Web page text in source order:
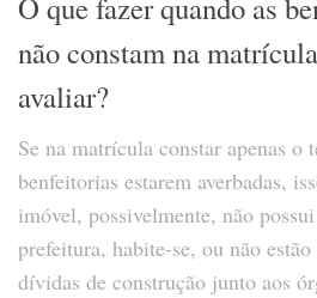
não constam na
avaliar?
Se na matrícula constar apenas o
benfeitorias estarem averbadas,
imóvel, possivelmente, não
prefeitura, habite-se, ou não estão
dívidas de construção junto aos